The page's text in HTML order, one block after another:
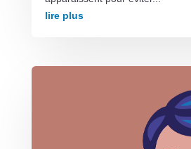
lire plus